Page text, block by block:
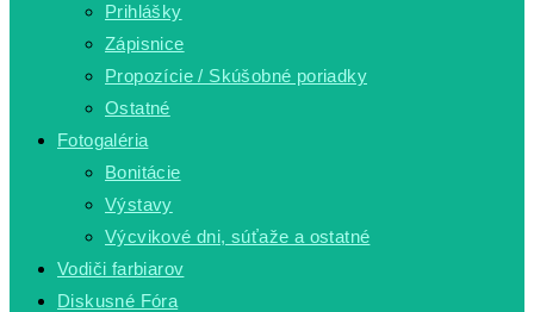
Prihlášky
Zápisnice
Propozície / Skúšobné poriadky
Ostatné
Fotogaléria
Bonitácie
Výstavy
Výcvikové dni, súťaže a ostatné
Vodiči farbiarov
Diskusné Fóra